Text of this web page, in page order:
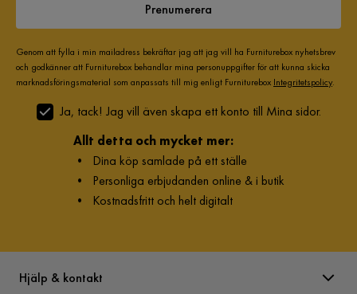
Prenumerera
Genom att fylla i min mailadress bekräftar jag att jag vill ha Furniturebox nyhetsbrev
och godkänner att Furniturebox behandlar mina personuppgifter för att kunna skicka
marknadsföringsmaterial som anpassats till mig enligt Furniturebox Integritetspolicy.
Ja, tack! Jag vill även skapa ett konto till Mina sidor.
Allt detta och mycket mer:
• Dina köp samlade på ett ställe
• Personliga erbjudanden online & i butik
• Kostnadsfritt och helt digitalt
Hjälp & kontakt